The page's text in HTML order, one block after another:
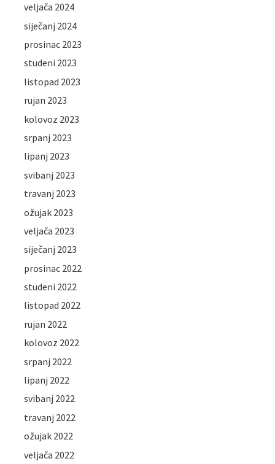
veljača 2024
siječanj 2024
prosinac 2023
studeni 2023
listopad 2023
rujan 2023
kolovoz 2023
srpanj 2023
lipanj 2023
svibanj 2023
travanj 2023
ožujak 2023
veljača 2023
siječanj 2023
prosinac 2022
studeni 2022
listopad 2022
rujan 2022
kolovoz 2022
srpanj 2022
lipanj 2022
svibanj 2022
travanj 2022
ožujak 2022
veljača 2022